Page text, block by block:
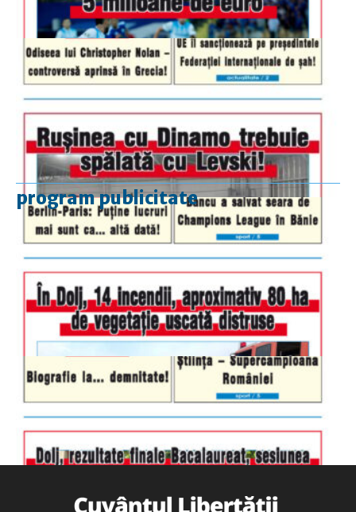
program publicitate
luni-vineri
9.00 - 17.00
duminică
9.00 - 12.00